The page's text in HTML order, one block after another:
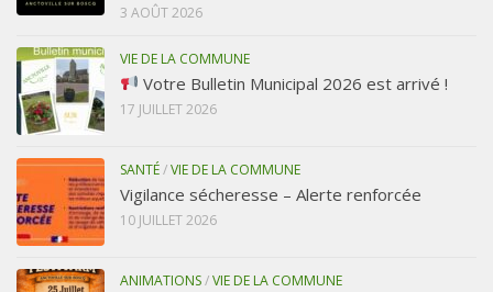
3 AOÛT 2026
VIE DE LA COMMUNE
Votre Bulletin Municipal 2026 est arrivé !
17 JUILLET 2026
SANTÉ/VIE DE LA COMMUNE
Vigilance sécheresse – Alerte renforcée
10 JUILLET 2026
ANIMATIONS/VIE DE LA COMMUNE